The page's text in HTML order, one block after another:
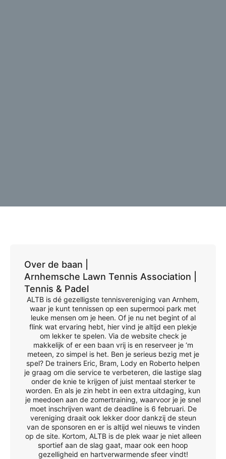
Over de baan |
Arnhemsche Lawn Tennis Association |
Tennis & Padel
ALTB is dé gezelligste tennisvereniging van Arnhem,
waar je kunt tennissen op een supermooi park met
leuke mensen om je heen. Of je nu net begint of al
flink wat ervaring hebt, hier vind je altijd een plekje
om lekker te spelen. Via de website check je
makkelijk of er een baan vrij is en reserveer je ‘m
meteen, zo simpel is het. Ben je serieus bezig met je
spel? De trainers Eric, Bram, Lody en Roberto helpen
je graag om die service te verbeteren, die lastige slag
onder de knie te krijgen of juist mentaal sterker te
worden. En als je zin hebt in een extra uitdaging, kun
je meedoen aan de zomertraining, waarvoor je je snel
moet inschrijven want de deadline is 6 februari. De
vereniging draait ook lekker door dankzij de steun
van de sponsoren en er is altijd wel nieuws te vinden
op de site. Kortom, ALTB is de plek waar je niet alleen
sportief aan de slag gaat, maar ook een hoop
gezelligheid en hartverwarmende sfeer vindt!